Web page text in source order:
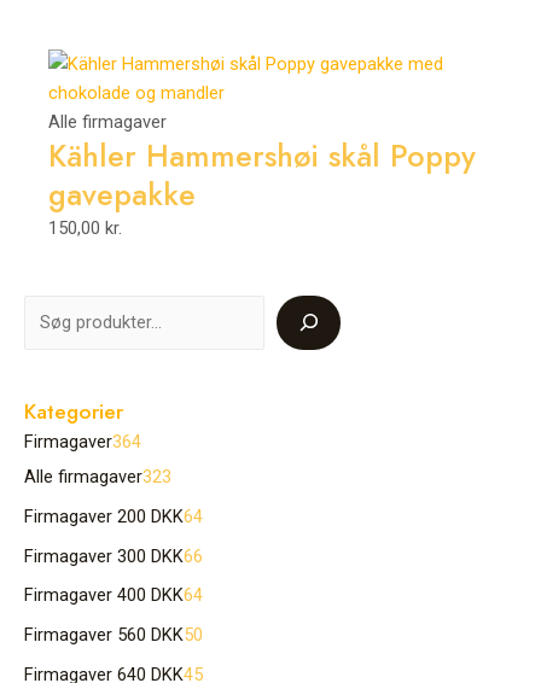
Kategorier
Firmagaver364
Alle firmagaver323
Firmagaver 200 DKK64
Firmagaver 300 DKK66
Firmagaver 400 DKK64
Firmagaver 560 DKK50
Firmagaver 640 DKK45
Alle firmagaver
Kähler Hammershøi skål Poppy
gavepakke
150,00 kr.